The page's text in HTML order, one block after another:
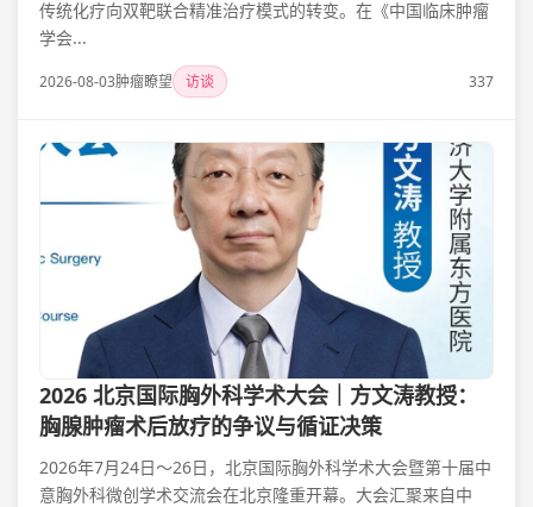
传统化疗向双靶联合精准治疗模式的转变。在《中国临床肿瘤
学会...
2026-08-03肿瘤瞭望 访谈 337
2026 北京国际胸外科学术大会｜方文涛教授：
胸腺肿瘤术后放疗的争议与循证决策
2026年7月24日～26日，北京国际胸外科学术大会暨第十届中
意胸外科微创学术交流会在北京隆重开幕。大会汇聚来自中